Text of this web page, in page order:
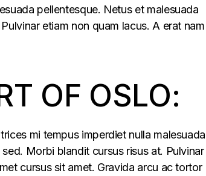
pellentesque. Netus et malesuada
etiam non quam lacus. A erat nam
OF OSLO:
mi tempus imperdiet nulla malesuada
Morbi blandit cursus risus at. Pulvinar
cursus sit amet. Gravida arcu ac tortor